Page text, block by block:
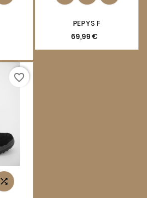
PEPYS F
69,99 €

favorite_border